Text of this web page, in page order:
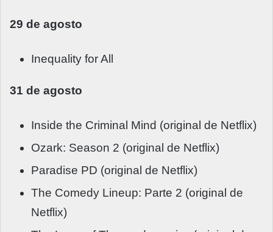
29 de agosto
Inequality for All
31 de agosto
Inside the Criminal Mind (original de Netflix)
Ozark: Season 2 (original de Netflix)
Paradise PD (original de Netflix)
The Comedy Lineup: Parte 2 (original de
Netflix)